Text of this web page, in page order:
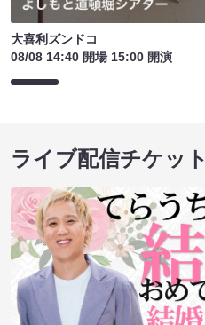
大喜利ズンドコ
08/08 14:40 開場 15:00 開演
ライブ配信チケット